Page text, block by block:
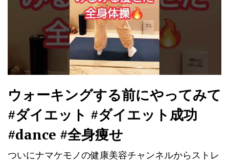
ウォーキングする前にやってみて
#ダイエット #ダイエット成功
#dance #全身痩せ
ついにナマケモノの健康美容チャンネルからストレ